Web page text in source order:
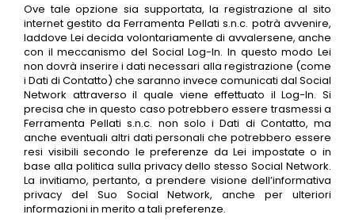
Ove tale opzione sia supportata, la registrazione al sito
internet gestito da Ferramenta Pellati s.n.c. potrà avvenire,
laddove Lei decida volontariamente di avvalersene, anche
con il meccanismo del Social Log-In. In questo modo Lei
non dovrà inserire i dati necessari alla registrazione (come
i Dati di Contatto) che saranno invece comunicati dal Social
Network attraverso il quale viene effettuato il Log-In. Si
precisa che in questo caso potrebbero essere trasmessi a
Ferramenta Pellati s.n.c. non solo i Dati di Contatto, ma
anche eventuali altri dati personali che potrebbero essere
resi visibili secondo le preferenze da Lei impostate o in
base alla politica sulla privacy dello stesso Social Network.
La invitiamo, pertanto, a prendere visione dell’informativa
privacy del Suo Social Network, anche per ulteriori
informazioni in merito a tali preferenze.